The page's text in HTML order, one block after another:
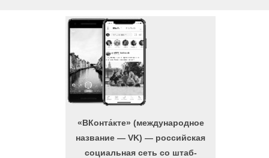
«ВКонта́кте» (международное
название — VK) — российская
социальная сеть со штаб-